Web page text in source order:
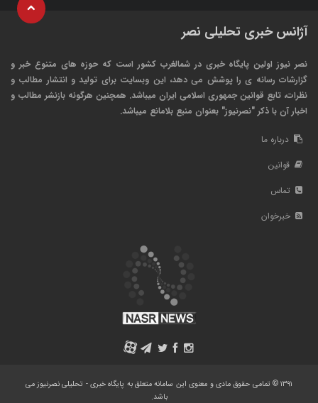
آژانس خبری تحلیلی نصر
نصر نیوز اولین پایگاه خبری در شمالغرب کشور است که حوزه های متنوع خبر و
گزارشات رسانه ی را پوشش می دهد، این وبسایت برای تولید و انتشار مطالب و
نظرات، تابع قوانین جمهوری اسلامی ایران میباشد. همچنین هرگونه بازنشر مطالب و
اخبار آن با ذکر "نصرنیوز" بعنوان منبع بلامانع میباشد.
درباره ما
قوانین
تماس
خبرخوان
A
۱۳۹۱ © تمامی حقوق مادی و معنوی این سامانه متعلق به پایگاه خبری - تحلیلی نصرنیوز می
باشد.